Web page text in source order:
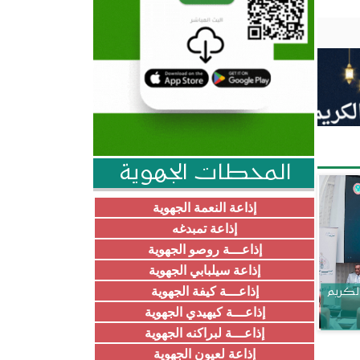
المحطات الجهوية
إذاعة النعمة الجهوية
إذاعة تمبدغه
إذاعـــة روصو الجهوية
إذاعة سيلبابي الجهوية
إذاعـــة كيفة الجهوية
إذاعـــة كيهيدي الجهوية
إذاعـــة لبراكنه الجهوية
إذاعة لعيون الجهوية